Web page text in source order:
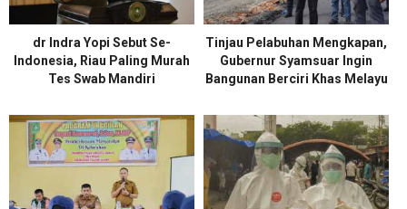
dr Indra Yopi Sebut Se-
Indonesia, Riau Paling Murah
Tes Swab Mandiri
Tinjau Pelabuhan Mengkapan,
Gubernur Syamsuar Ingin
Bangunan Berciri Khas Melayu